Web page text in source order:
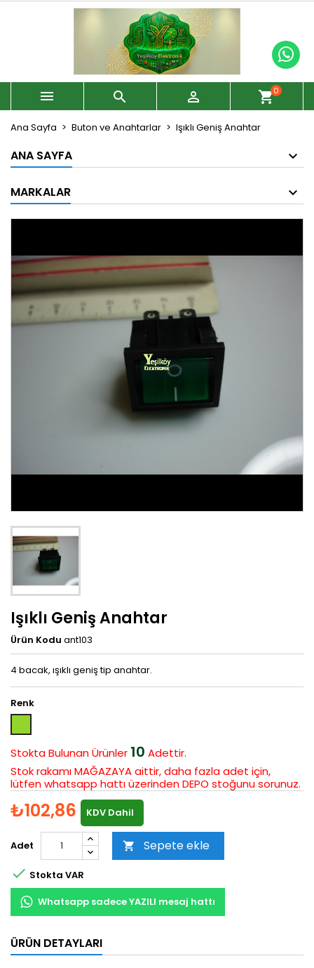
   shopping_cart0
Ana Sayfa Buton ve Anahtarlar Işıklı Geniş Anahtar
ANA SAYFA
MARKALAR
Işıklı Geniş Anahtar
Ürün Kodu ant103
4 bacak, ışıklı geniş tip anahtar.
Renk
Stokta BulunanÜrünler 10 Adettir.
Stok rakamı MAĞAZAYA aittir, daha fazla adet için,
lütfen whatsapp hattı üzerinden DEPO stoğunu sorunuz.
₺102,86 KDV Dahil
Adet  Sepete ekle
 Stokta VAR
Whatsapp sadece YAZILI mesaj hattı
ÜRÜN DETAYLARI